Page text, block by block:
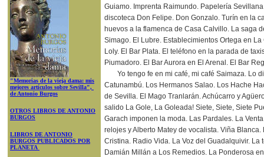
"Memorias de la vieja dama: mis
mejores artículos sobre Sevilla",
de Antonio Burgos
OTROS LIBROS DE ANTONIO
BURGOS
LIBROS DE ANTONIO
BURGOS PUBLICADOS POR
PLANETA
Guiamo. Imprenta Raimundo. Papelería
discoteca Don Felipe. Don Gonzalo. Turín en la
huevos a la flamenca de Casa Calvillo. La saga
Simago. El Lubre. Establecimientos Ortega en
Loly. El Bar Plata. El teléfono en la parada de
Piumadoro. El Bar Aurora en El Arenal. El Bar
Yo tengo fe en mi café, mi café Saimaza. Lo
Catunambú. Los Hermanos Salao. Los Hache
de Sevilla. El Mago Tranlarán. Achúcarro y
salido La Gole, La Goleada! Siete, Siete, Siete
Garach imponen la moda. Las Pardales. La
relojes y Alberto Matey de vocalista. Viña
Cristina. Radio Vida. La Voz del Guadalquivir. La
Damián Millán a Los Remedios. La Ponderosa